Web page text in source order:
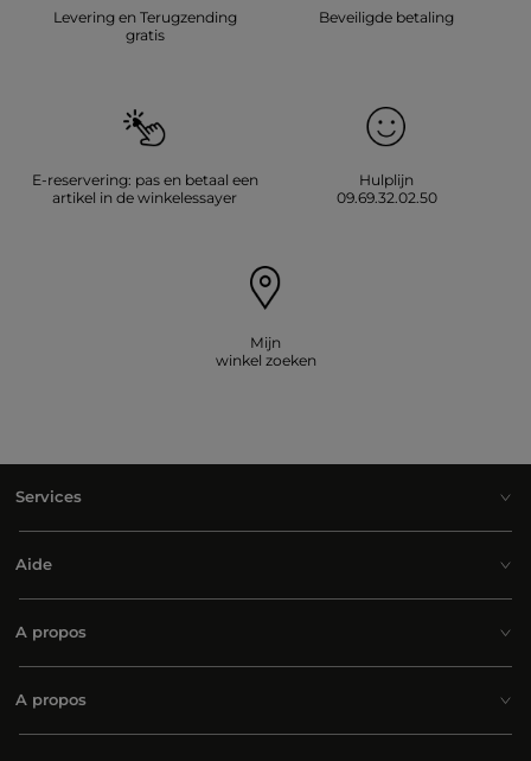
Levering en Terugzending
gratis
Beveiligde betaling
E-reservering: pas en betaal een
artikel in de winkelessayer
Hulplijn
09.69.32.02.50
Mijn
winkel zoeken
Services
Aide
A propos
A propos